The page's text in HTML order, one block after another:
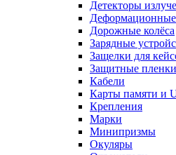
Детекторы
Дорожные колёса
Зарядные
Защелки для
Защитные пленки
Кабели
Карты памяти и
Крепления
Марки
Минипризмы
Окуляры